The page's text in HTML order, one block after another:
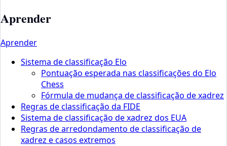
Aprender
Aprender
Sistema de classificação Elo
Pontuação esperada nas classificações do Elo
Chess
Fórmula de mudança de classificação de xadrez
Regras de classificação da FIDE
Sistema de classificação de xadrez dos EUA
Regras de arredondamento de classificação de
xadrez e casos extremos